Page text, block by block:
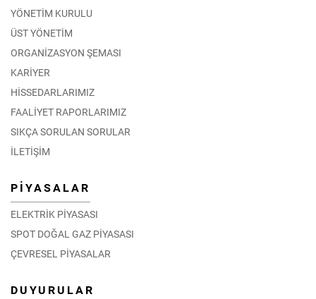
YÖNETİM KURULU
ÜST YÖNETİM
ORGANİZASYON ŞEMASI
KARİYER
HİSSEDARLARIMIZ
FAALİYET RAPORLARIMIZ
SIKÇA SORULAN SORULAR
İLETİŞİM
PİYASALAR
ELEKTRİK PİYASASI
SPOT DOĞAL GAZ PİYASASI
ÇEVRESEL PİYASALAR
DUYURULAR